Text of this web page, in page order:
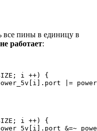
все пины в единицу в
работает: